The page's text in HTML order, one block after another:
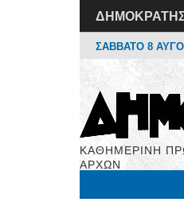
ΣΑΒΒΑΤΟ 8
ΚΑΘΗΜΕΡΙΝΗ
ΑΡΧΩΝ